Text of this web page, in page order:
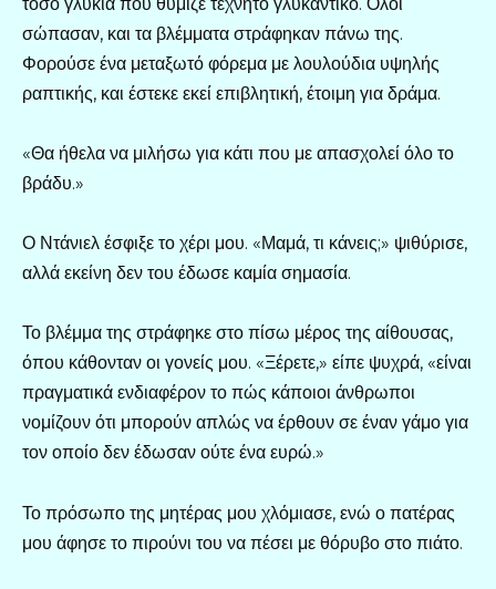
σώπασαν, και τα βλέμματα στράφηκαν πάνω της.
Φορούσε ένα μεταξωτό φόρεμα με λουλούδια υψηλής
ραπτικής, και έστεκε εκεί επιβλητική, έτοιμη για δράμα.
«Θα ήθελα να μιλήσω για κάτι που με απασχολεί όλο το
βράδυ.»
Ο Ντάνιελ έσφιξε το χέρι μου. «Μαμά, τι κάνεις;» ψιθύρισε,
αλλά εκείνη δεν του έδωσε καμία σημασία.
Το βλέμμα της στράφηκε στο πίσω μέρος της αίθουσας,
όπου κάθονταν οι γονείς μου. «Ξέρετε,» είπε ψυχρά, «είναι
πραγματικά ενδιαφέρον το πώς κάποιοι άνθρωποι
νομίζουν ότι μπορούν απλώς να έρθουν σε έναν γάμο για
τον οποίο δεν έδωσαν ούτε ένα ευρώ.»
Το πρόσωπο της μητέρας μου χλόμιασε, ενώ ο πατέρας
μου άφησε το πιρούνι του να πέσει με θόρυβο στο πιάτο.